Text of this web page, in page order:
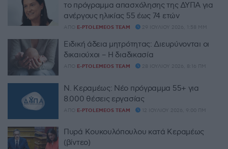
το πρόγραμμα απασχόλησης της ΔΥΠΑ για
ανέργους ηλικίας 55 έως 74 ετών
ΑΠΌ E-PTOLEMEOS TEAM 29 ΙΟΥΛΊΟΥ 2026, 1:58 ΜΜ
Ειδική άδεια μητρότητας: Διευρύνονται οι
δικαιούχοι – Η διαδικασία
ΑΠΌ E-PTOLEMEOS TEAM 28 ΙΟΥΛΊΟΥ 2026, 8:16 ΠΜ
Ν. Κεραμέως: Νέο πρόγραμμα 55+ για
8.000 θέσεις εργασίας
ΑΠΌ E-PTOLEMEOS TEAM 12 ΙΟΥΛΊΟΥ 2026, 9:00 ΠΜ
Πυρά Κουκουλόπουλου κατά Κεραμέως
(βίντεο)